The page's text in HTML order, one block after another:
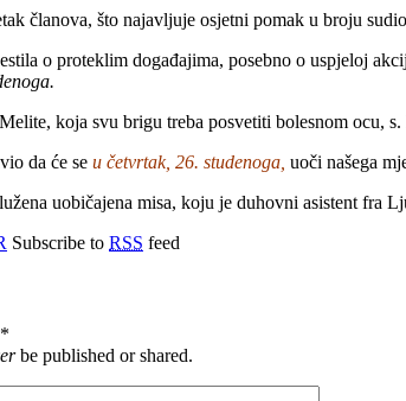
članova, što najavljuje osjetni pomak u broju
o proteklim događajima, posebno o uspjeloj
koja svu brigu treba posvetiti bolesnom ocu,
da će se u četvrtak, 26. studenoga, uoči našega
uobičajena misa, koju je duhovni asistent fra
Subscribe to RSS feed
*
be published or shared.